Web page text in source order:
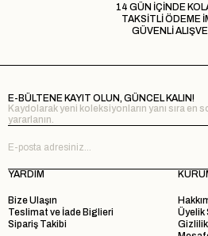
14 GÜN İÇİNDE
TAKSİTLİ ÖDEME
GÜVENLİ
E-BÜLTENE KAYIT OLUN, GÜNCEL KALIN!
Kaydolarak yeni koleksiyonların yanı sıra en
yararlanın.
YARDIM
Bize Ulaşın
Teslimat ve İade Biglieri
Sipariş Takibi
Üyelik